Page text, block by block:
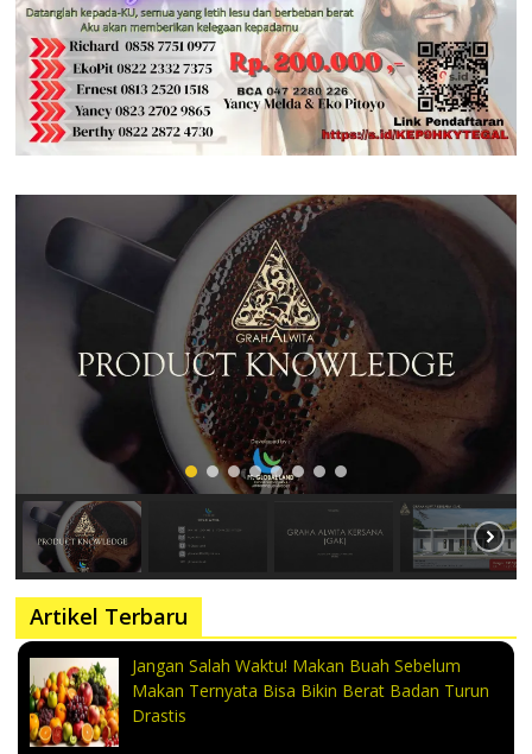
Artikel Terbaru
Jangan Salah Waktu! Makan Buah Sebelum
Makan Ternyata Bisa Bikin Berat Badan Turun
Drastis